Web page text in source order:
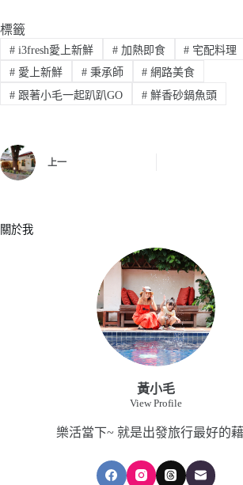
標籤
#i3fresh愛上新鮮 #加熱即食 # 宅配料理
#愛上新鮮 #秉承師 # 網路美食
#跟著小毛一起趴趴GO #鮮香砂鍋魚頭
上一
關於我
黃小毛
View Profile
樂活當下~ 就是出發旅行最好的